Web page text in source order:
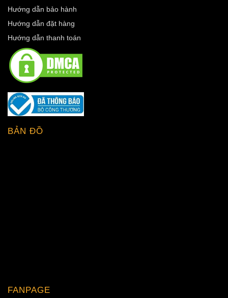
Hướng dẫn bảo hành
Hướng dẫn đặt hàng
Hướng dẫn thanh toán
BẢN ĐỒ
FANPAGE